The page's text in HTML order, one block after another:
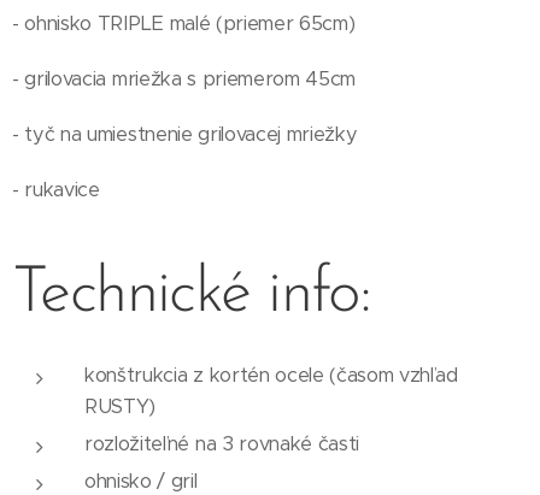
- ohnisko TRIPLE malé (priemer 65cm)
- grilovacia mriežka s priemerom 45cm
- tyč na umiestnenie grilovacej mriežky
- rukavice
Technické info:
konštrukcia z kortén ocele (časom vzhľad
RUSTY)
rozložiteľné na 3 rovnaké časti
ohnisko / gril